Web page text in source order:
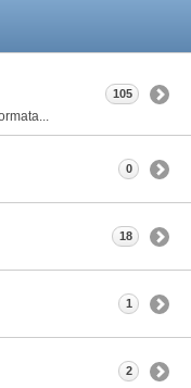
105
0
18
1
2